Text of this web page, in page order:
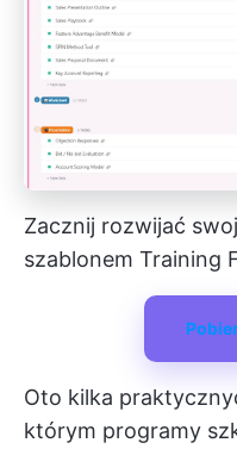
Zacznij rozwijać
szablonem Training
Oto kilka
którym programy